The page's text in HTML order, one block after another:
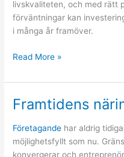
livskvaliteten, och med rätt
förväntningar kan
i många år framöver.
Vad
en
Read More »
Framtidens
Företagande har aldrig
möjlighetsfyllt som nu.
konvergerar och